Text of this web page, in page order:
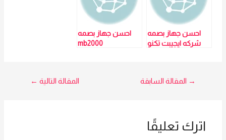
احسن جهاز بصمه
شركه ايجيبت تكنو
بروكسمتي لعدم
احسن جهاز بصمه
mb2000
تصفّح
→ المقالة السابقة المقالة التالية ←
اترك تعليقًا